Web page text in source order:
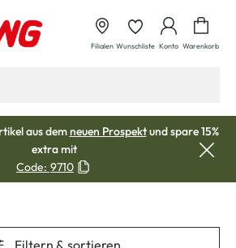
Filialen Wunschliste Konto Warenkorb
aus demneuen Prospektund spare 15%
extra mit
Code: 9710
Filtern & sortieren